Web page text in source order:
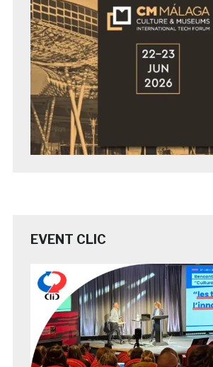
EVENT CLIC